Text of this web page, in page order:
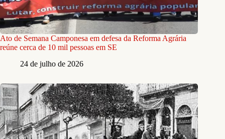
Ato de Semana Camponesa em defesa da Reforma Agrária
reúne cerca de 10 mil pessoas em SE
24 de julho de 2026